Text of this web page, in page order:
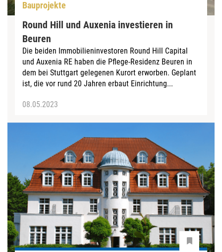
Bauprojekte
Round Hill und Auxenia investieren in
Beuren
Die beiden Immobilieninvestoren Round Hill Capital
und Auxenia RE haben die Pflege-Residenz Beuren in
dem bei Stuttgart gelegenen Kurort erworben. Geplant
ist, die vor rund 20 Jahren erbaut Einrichtung...
08.05.2023